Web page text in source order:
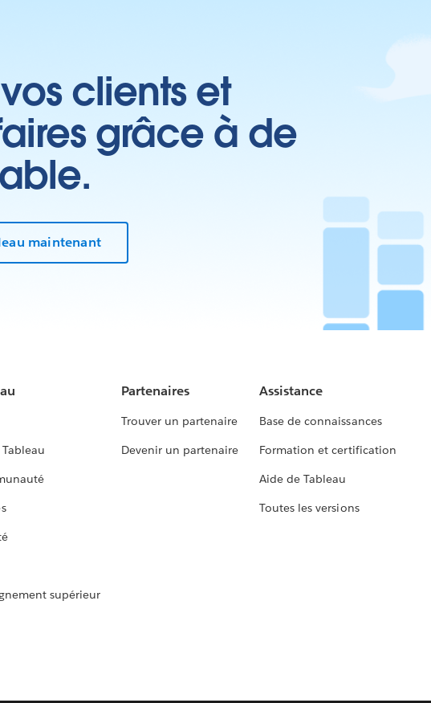
clients et
grâce à de
maintenant
supérieur
Partenaires
Trouver un partenaire
Devenir un partenaire
Assistance
Base de connaissances
Formation et certification
Aide de Tableau
Toutes les versions